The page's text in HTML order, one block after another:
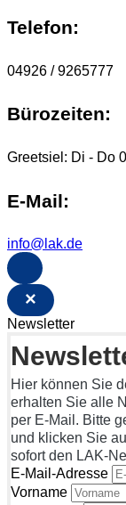
Telefon:
04926 / 9265777
Bürozeiten:
Greetsiel: Di - Do
E-Mail:
info@lak.de
×
Newsletter
Hier können Sie
erhalten Sie alle
per E-Mail. Bitte
und klicken Sie
sofort den LAK-
E-Mail-Adresse
Vorname